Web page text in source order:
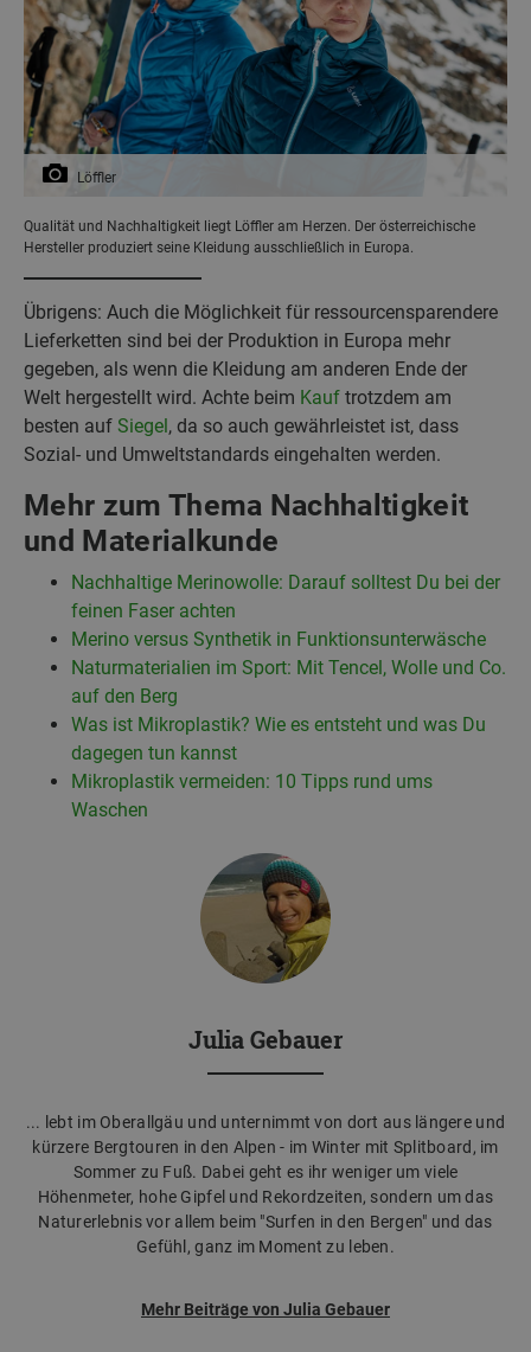
Löffler
Qualität und Nachhaltigkeit liegt Löffler am Herzen. Der österreichische
Hersteller produziert seine Kleidung ausschließlich in Europa.
Übrigens: Auch die Möglichkeit für ressourcensparendere
Lieferketten sind bei der Produktion in Europa mehr
gegeben, als wenn die Kleidung am anderen Ende der
Welt hergestellt wird. Achte beim Kauf trotzdem am
besten auf Siegel, da so auch gewährleistet ist, dass
Sozial- und Umweltstandards eingehalten werden.
Mehr zum Thema Nachhaltigkeit
und Materialkunde
Nachhaltige Merinowolle: Darauf solltest Du bei der
feinen Faser achten
Merino versus Synthetik in Funktionsunterwäsche
Naturmaterialien im Sport: Mit Tencel, Wolle und Co.
auf den Berg
Was ist Mikroplastik? Wie es entsteht und was Du
dagegen tun kannst
Mikroplastik vermeiden: 10 Tipps rund ums
Waschen
Julia Gebauer
... lebt im Oberallgäu und unternimmt von dort aus längere und
kürzere Bergtouren in den Alpen - im Winter mit Splitboard, im
Sommer zu Fuß. Dabei geht es ihr weniger um viele
Höhenmeter, hohe Gipfel und Rekordzeiten, sondern um das
Naturerlebnis vor allem beim "Surfen in den Bergen" und das
Gefühl, ganz im Moment zu leben.
Mehr Beiträge von Julia Gebauer